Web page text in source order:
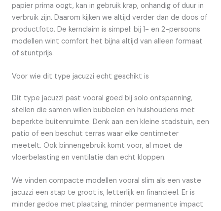
papier prima oogt, kan in gebruik krap, onhandig of duur in
verbruik zijn. Daarom kijken we altijd verder dan de doos of
productfoto. De kernclaim is simpel: bij 1- en 2-persoons
modellen wint comfort het bijna altijd van alleen formaat
of stuntprijs.
Voor wie dit type jacuzzi echt geschikt is
Dit type jacuzzi past vooral goed bij solo ontspanning,
stellen die samen willen bubbelen en huishoudens met
beperkte buitenruimte. Denk aan een kleine stadstuin, een
patio of een beschut terras waar elke centimeter
meetelt. Ook binnengebruik komt voor, al moet de
vloerbelasting en ventilatie dan echt kloppen.
We vinden compacte modellen vooral slim als een vaste
jacuzzi een stap te groot is, letterlijk en financieel. Er is
minder gedoe met plaatsing, minder permanente impact